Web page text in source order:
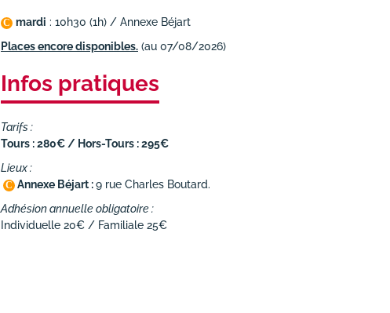
C mardi : 10h30 (1h) / Annexe Béjart
Places encore disponibles. (au 07/08/2026)
Infos pratiques
Tarifs :
Tours : 280€ / Hors-Tours : 295€
Lieux :
C Annexe Béjart :9 rue Charles Boutard.
Adhésion annuelle obligatoire :
Individuelle 20€ / Familiale 25€